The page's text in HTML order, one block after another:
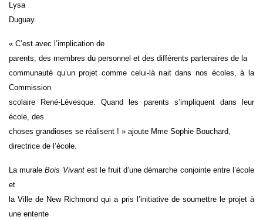
Lysa
Duguay.
« C’est avec l’implication de
parents, des membres du personnel et des différents partenaires de la
communauté qu’un projet comme celui-là nait dans nos écoles, à la
Commission
scolaire René-Lévesque. Quand les parents s’impliquent dans leur
école, des
choses grandioses se réalisent ! » ajoute Mme Sophie Bouchard,
directrice de l’école.
La muraleBois Vivantest le fruit d’une démarche conjointe entre l’école
et
la Ville de New Richmond qui a pris l’initiative de soumettre le projet à
une entente